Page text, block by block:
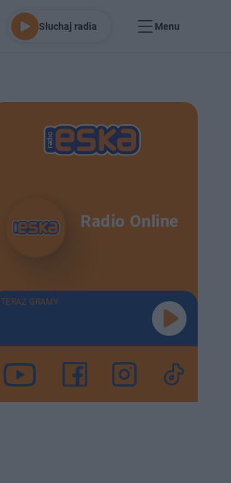
Słuchaj radia Menu
Radio Online
TERAZ GRAMY